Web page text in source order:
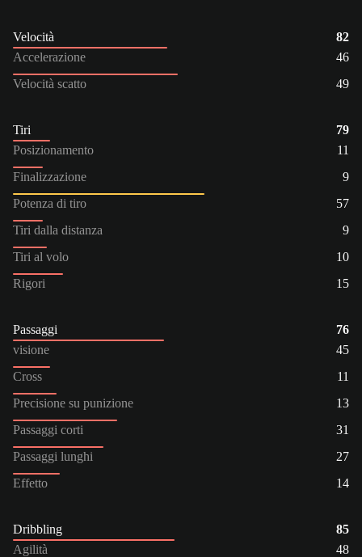
Velocità
82
Accelerazione
46
Velocità scatto
49
Tiri
79
Posizionamento
11
Finalizzazione
9
Potenza di tiro
57
Tiri dalla distanza
9
Tiri al volo
10
Rigori
15
Passaggi
76
visione
45
Cross
11
Precisione su punizione
13
Passaggi corti
31
Passaggi lunghi
27
Effetto
14
Dribbling
85
Agilità
48